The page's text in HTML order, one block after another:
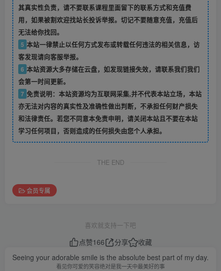
其真实性负责，请不要联系课程里面留下的联系方式和充值费
用，如果被割欢迎找站长投诉举报。切记不要随意充值，充值后
无法给你找回。
5 本站一律禁止以任何方式发布或转载任何违法的相关信息，访
客发现请向客服举报。
6 本站资源大多存储在云盘，如发现链接失效，请联系我们我们
会第一时间更新。
7 免责说明：本站资源均为互联网采集,并不代表本站立场，本站
亦无法对内容的真实性及准确性做出判断，不承担任何财产损失
和法律责任。若您不同意本免责申明，请关闭本站且不要在本站
学习任何项目，否则造成的任何损失由您个人承担。
THE END
会员专属
喜欢就支持一下吧
点赞166 分享
收藏
Seeing your adorable smile is the absolute best part of my day.
看见你可爱的笑容绝对是我一天中最美好的事